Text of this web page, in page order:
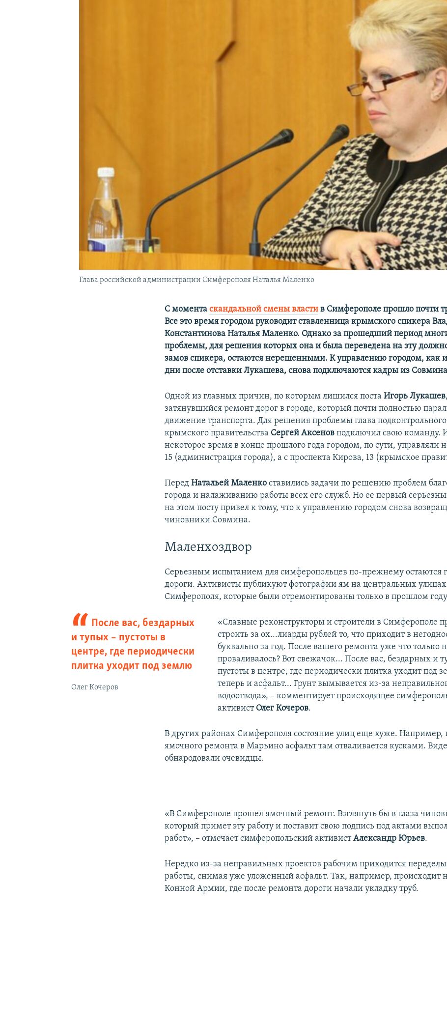
Глава российской администрации Симферополя Наталья Маленко
С моментаскандальной смены власти в Симферополе прошло почти
Всеэто время городом руководит ставленница крымского спикера
Константинова Наталья Маленко. Однако за прошедший период
проблемы, для решения которых она и была переведена на эту
замов спикера, остаются нерешенными. К управлению городом, как
дни после отставки Лукашева, снова подключаются кадры из
Одной из главных причин, по которым лишился постаИгорь Лукашев
затянувшийся ремонт дорог в городе, который почти полностью
движение транспорта. Для решения проблемы глава
крымского правительства Сергей Аксеновподключил свою команду.
некоторое время в конце прошлого года городом, по сути, управляли
15 (администрация города), а с проспекта Кирова, 13 (крымское
ПередНатальей Маленкоставились задачи по решению проблем
города и налаживанию работы всех его служб. Но ее первый
на этом посту привел к тому, что к управлению городом снова
чиновники Совмина.
Маленхоздвор
Серьезным испытанием для симферопольцев по-прежнему остаются
дороги. Активисты публикуют фотографии ям на центральных улицах
Симферополя, которые были отремонтированы только в прошлом
После вас, бездарных
и тупых – пустоты в
центре, где периодически
плитка уходит под землю
Олег Кочеров
«Славные реконструкторы и строители в Симферополе
строить за ох...лиарды рублей то, что приходит в
буквально за год. После вашего ремонта уже что только
проваливалось? Вот свежачок... После вас, бездарных и
пустоты в центре, где периодически плитка уходит под
теперь и асфальт... Грунт вымывается из-за
водоотвода», – комментирует происходящее
активист Олег Кочеров.
В других районах Симферополя состояние улиц еще хуже. Например,
ямочного ремонта в Марьино асфальт там отваливается кусками.
обнародовали очевидцы.
«В Симферополе прошел ямочный ремонт. Взглянуть бы в глаза
который примет эту работу и поставит свою подпись под актами
работ», – отмечает симферопольский активистАлександр Юрьев.
Нередко из-за неправильных проектов рабочим приходится
работы, снимая уже уложенный асфальт. Так, например, происходит
Конной Армии, где после ремонта дороги начали укладку труб.